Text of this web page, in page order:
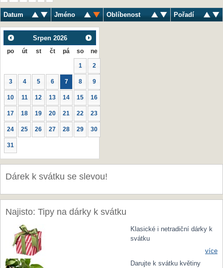
Datum Jméno Oblíbenost Pořadí
Srpen 2026
po út st čt pá so ne
1 2
3 4 5 6 7 8 9
10 11 12 13 14 15 16
17 18 19 20 21 22 23
24 25 26 27 28 29 30
31
Dárek k svátku se slevou!
Najisto: Tipy na dárky k svátku
Klasické i netradiční dárky k
svátku
více
Darujte k svátku květiny